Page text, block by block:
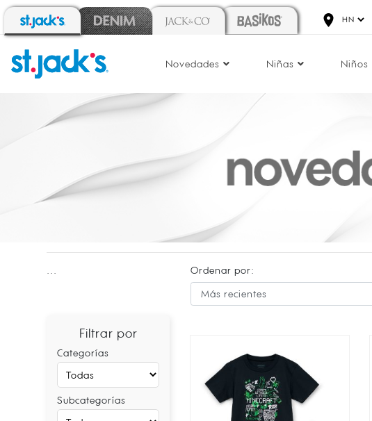
Novedades Niñas Niños
Ordenar por:
Filtrar por
Categorías
Subcategorías